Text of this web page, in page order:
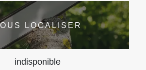
LOCALISER
indisponible